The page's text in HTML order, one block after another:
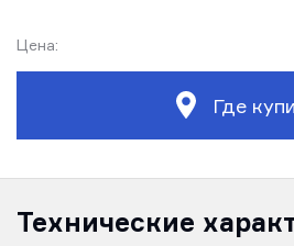
Цена:
Где
Технические